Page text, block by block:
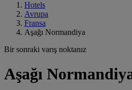
Hotels
Avrupa
Fransa
Aşağı Normandiya
Bir sonraki varış noktanız
Aşağı